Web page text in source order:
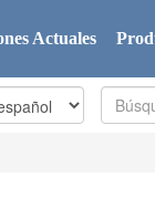
Actuales